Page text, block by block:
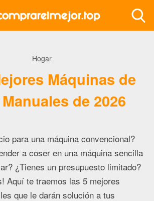
Hogar
Máquinas de
de 2026
para una máquina convencional?
a coser en una máquina sencilla
¿Tienes un presupuesto limitado?
Aquí te traemos las 5 mejores
que le darán solución a tus